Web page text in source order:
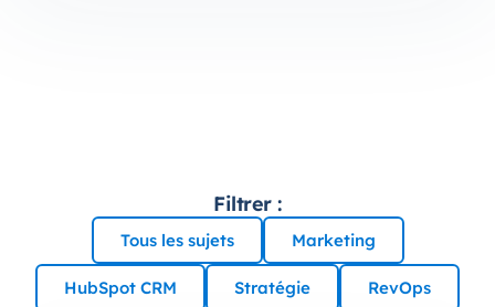
Filtrer :
Tous les sujets Marketing
HubSpot CRM Stratégie RevOps